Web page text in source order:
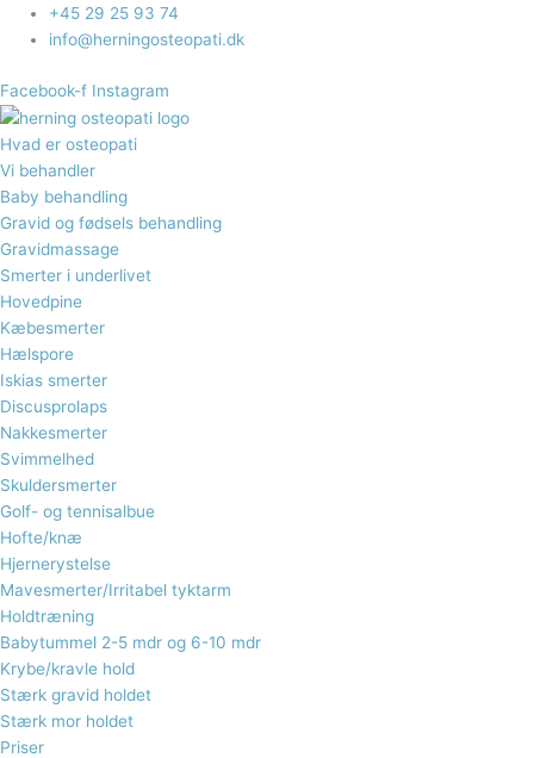
+45 29 25 93 74
info@herningosteopati.dk
Facebook-f Instagram
Hvad er osteopati
Vi behandler
Baby behandling
Gravid og fødsels behandling​
Gravidmassage
Smerter i underlivet
Hovedpine
Kæbesmerter
Hælspore​
Iskias smerter
Discusprolaps
Nakkesmerter
Svimmelhed
Skuldersmerter
Golf- og tennisalbue
Hofte/knæ
Hjernerystelse
Mavesmerter/Irritabel tyktarm
Holdtræning
Babytummel 2-5 mdr og 6-10 mdr
Krybe/kravle hold
Stærk gravid holdet
Stærk mor holdet
Priser